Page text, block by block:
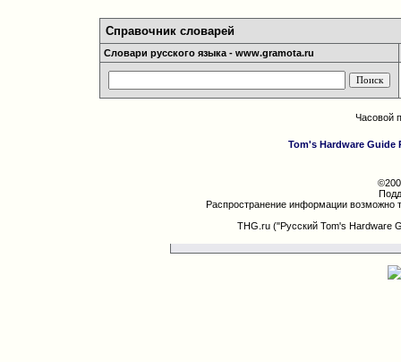
Справочник словарей
Словари русского языка - www.gramota.ru
Часовой
Tom's Hardware Guide
Распространение информации возможно
THG.ru ("Русский Tom's Hardware